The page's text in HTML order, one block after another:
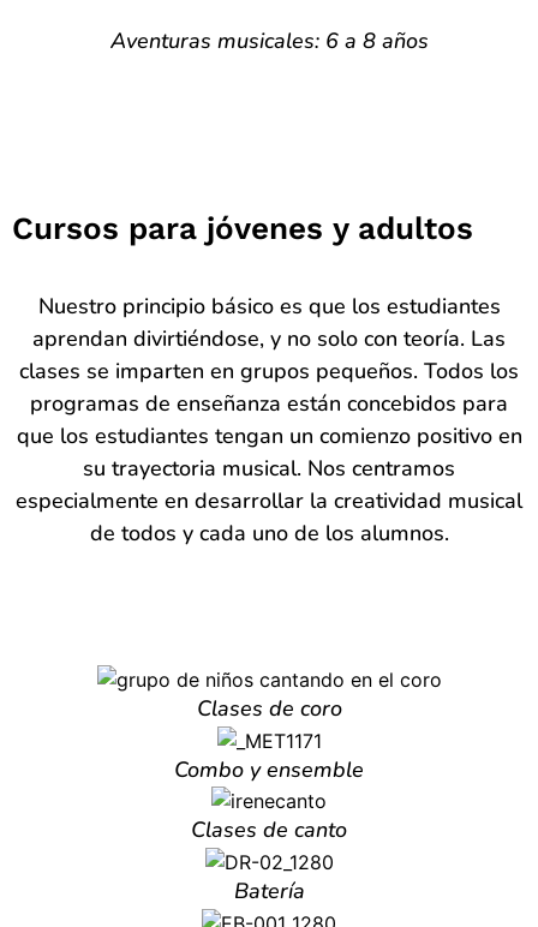
Aventuras musicales: 6 a 8 años
Cursos para jóvenes y adultos
Nuestro principio básico es que los estudiantes
aprendan divirtiéndose, y no solo con teoría. Las
clases se imparten en grupos pequeños. Todos los
programas de enseñanza están concebidos para
que los estudiantes tengan un comienzo positivo en
su trayectoria musical. Nos centramos
especialmente en desarrollar la creatividad musical
de todos y cada uno de los alumnos.
Clases de coro
Combo y ensemble
Clases de canto
Batería